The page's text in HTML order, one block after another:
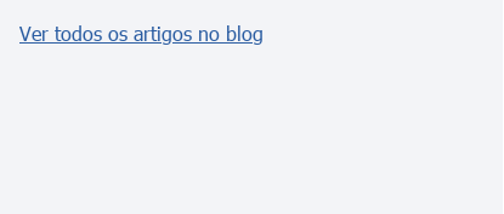
Ver todos os artigos no blog